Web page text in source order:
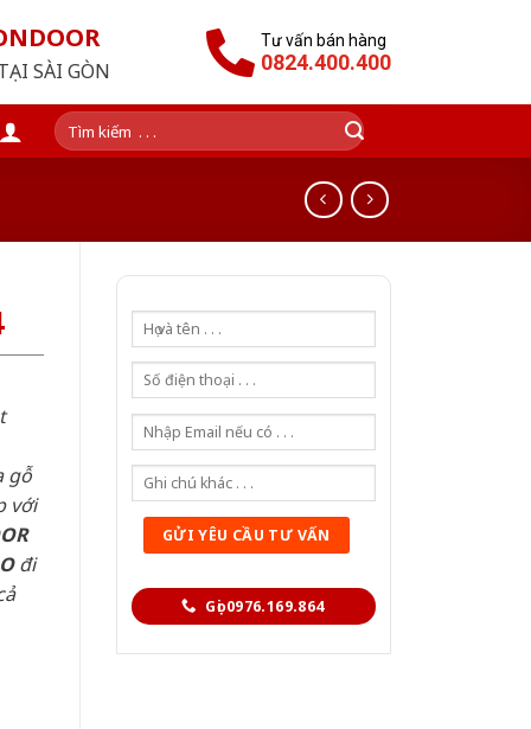
SÀI GÒN
Tư vấn bán hàng
0824.400.400
Tìm
kiếm:
Gọi 0976.169.864
gỗ
với
đi